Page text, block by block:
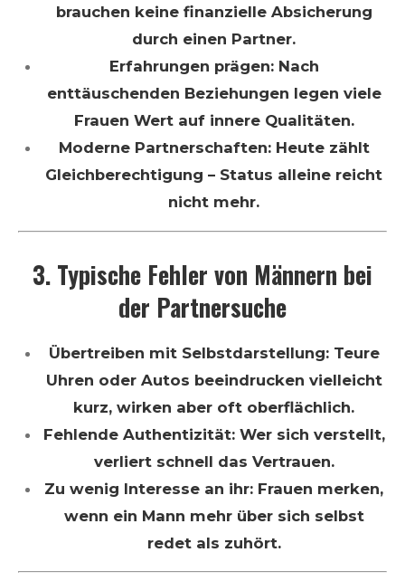
brauchen keine finanzielle Absicherung
durch einen Partner.
Erfahrungen prägen: Nach
enttäuschenden Beziehungen legen viele
Frauen Wert auf innere Qualitäten.
Moderne Partnerschaften: Heute zählt
Gleichberechtigung – Status alleine reicht
nicht mehr.
3. Typische Fehler von Männern bei
der Partnersuche
Übertreiben mit Selbstdarstellung: Teure
Uhren oder Autos beeindrucken vielleicht
kurz, wirken aber oft oberflächlich.
Fehlende Authentizität: Wer sich verstellt,
verliert schnell das Vertrauen.
Zu wenig Interesse an ihr: Frauen merken,
wenn ein Mann mehr über sich selbst
redet als zuhört.